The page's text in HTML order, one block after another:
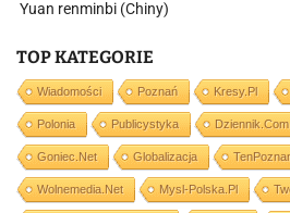
Yuan renminbi (Chiny)
TOP KATEGORIE
Wiadomości Poznań Kresy.pl
Polonia Publicystyka Dziennik.com
Goniec.net Globalizacja
Wolnemedia.net Mysl-Polska.pl